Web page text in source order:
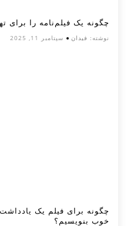
چگونه یک فیلم‌نامه را برای
نوشته: فیدان سپتامبر 11, 2025
خوب بنویسیم؟